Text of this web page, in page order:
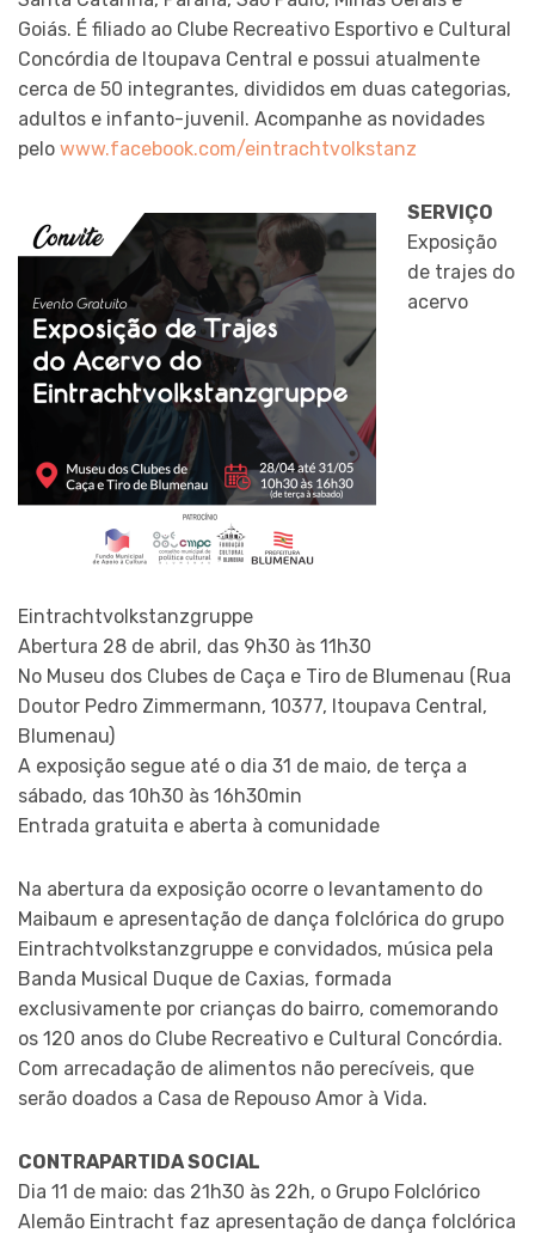
Goiás. É filiado ao Clube Recreativo Esportivo e Cultural
Concórdia de Itoupava Central e possui atualmente
cerca de 50 integrantes, divididos em duas categorias,
adultos e infanto-juvenil. Acompanhe as novidades
pelo www.facebook.com/eintrachtvolkstanz
SERVIÇO
Exposição
de trajes do
acervo
Eintrachtvolkstanzgruppe
Abertura 28 de abril, das 9h30 às 11h30
No Museu dos Clubes de Caça e Tiro de Blumenau (Rua
Doutor Pedro Zimmermann, 10377, Itoupava Central,
Blumenau)
A exposição segue até o dia 31 de maio, de terça a
sábado, das 10h30 às 16h30min
Entrada gratuita e aberta à comunidade
Na abertura da exposição ocorre o levantamento do
Maibaum e apresentação de dança folclórica do grupo
Eintrachtvolkstanzgruppe e convidados, música pela
Banda Musical Duque de Caxias, formada
exclusivamente por crianças do bairro, comemorando
os 120 anos do Clube Recreativo e Cultural Concórdia.
Com arrecadação de alimentos não perecíveis, que
serão doados a Casa de Repouso Amor à Vida.
CONTRAPARTIDA SOCIAL
Dia 11 de maio: das 21h30 às 22h, o Grupo Folclórico
Alemão Eintracht faz apresentação de dança folclórica